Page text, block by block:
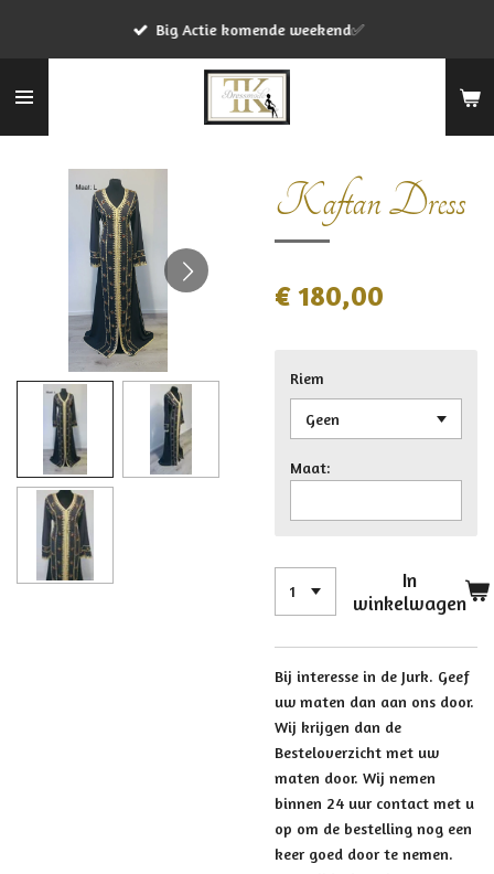
de
Big Actie komende weekend✅
Kaftan Dress
€ 180,00
Riem
Maat:
In
winkelwagen
Bij interesse in de Jurk. Geef
uw maten dan aan ons door.
Wij krijgen dan de
Besteloverzicht met uw
maten door. Wij nemen
binnen 24 uur contact met u
op om de bestelling nog een
keer goed door te nemen.